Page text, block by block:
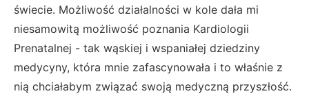
świecie. Możliwość działalności w kole dała mi
niesamowitą możliwość poznania Kardiologii
Prenatalnej - tak wąskiej i wspaniałej dziedziny
medycyny, która mnie zafascynowała i to właśnie z
nią chciałabym związać swoją medyczną przyszłość.